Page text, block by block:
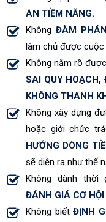
ÁN TIỀM NĂNG.
Không ĐÀM PHÁN
làm chủ được cuộc
Không nắm rõ
SAI QUY HOẠCH,
KHÔNG THANH
Không xây dựng
hoặc giới chức
HƯỚNG DÒNG
sẽ diễn ra như thế
Không dành thời
ĐÁNH GIÁ CƠ HỘI
Không biết ĐỊNH